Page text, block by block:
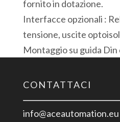
fornito in dotazione.
Interfacce opzionali :
tensione, uscite
Montaggio su guida Din
CONTATTACI
info@aceautomation.eu